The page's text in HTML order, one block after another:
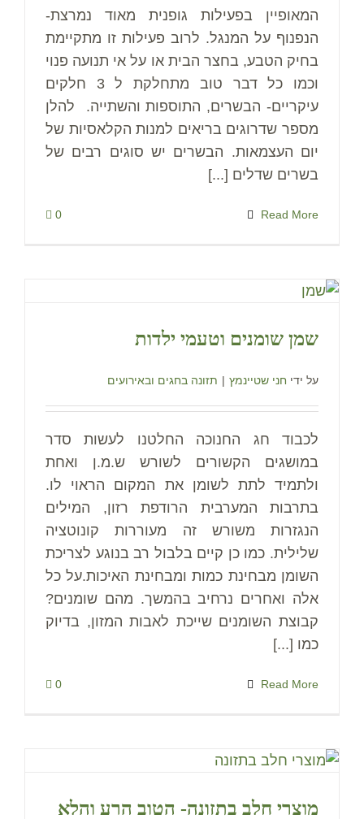
המאופיין בפעילות גופנית מאוד נמרצת-
הנפנוף על המנגל. לרוב פעילות זו מתקיימת
בחיק הטבע, בחצר הבית או על אי תנועה פנוי
וכמו כל דבר טוב מתחלקת ל 3 חלקים
עיקריים- הבשרים, התוספות והשתייה. להלן
מספר שדרוגים בריאים למנות הקלאסיות של
יום העצמאות. הבשרים יש סוגים רבים של
בשרים שדלים [...]
Read More
0
שמן שומנים וטעמי ילדות
על ידי חני שטיינמץ | תזונה בחגים ובאירועים
לכבוד חג החנוכה החלטנו לעשות סדר
במושגים הקשורים לשורש ש.מ.ן ואחת
ולתמיד לתת לשומן את המקום הראוי לו.
בתרבות המערבית הרודפת רזון, המילים
הנגזרות משורש זה מעוררות קונוטציה
שלילית. כמו כן קיים בלבול רב בנוגע לצריכת
השומן מבחינת כמות ומבחינת האיכות.על כל
אלה ואחרים נרחיב בהמשך. מהם שומנים?
קבוצת השומנים שייכת לאבות המזון, בדיוק
כמו [...]
Read More
0
מוצרי חלב בתזונה- הטוב הרע והלא